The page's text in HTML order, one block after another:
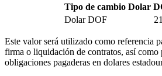
Tipo de cambio Dolar
Dolar DOF
Este valor será utilizado como referencia
firma o liquidación de contratos, así como
obligaciones pagaderas en dolares